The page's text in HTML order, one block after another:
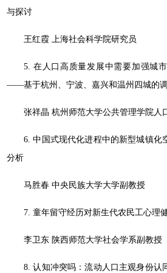
与探讨
王红霞 上海社会科学院研究员
5. 在人口高质量发展中需要加强城
——基于杭州、宁波、嘉兴和温州四城的
张祥晶 杭州师范大学公共管理学院人
6. 中国式现代化进程中的新型城镇化
分析
马胜春 中央民族大学大学副教授
7. 童年留守经历对新生代农民工心理
李卫东 陕西师范大学社会学系副教授
8. 认知冲突吗：流动人口主观身份认